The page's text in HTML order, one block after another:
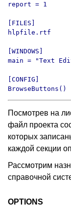
report = 1
[FILES]
hlpfile.rtf
[WINDOWS]
main = "Text
[CONFIG]
BrowseButtons()
Посмотрев на
файл проекта
которых
каждой секции
Рассмотрим
справочной
OPTIONS